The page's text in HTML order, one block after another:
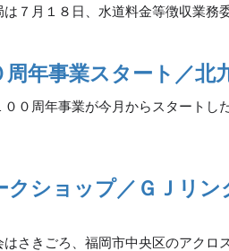
７月１８日、水道料金等徴収業
周年事業スタート／北
０周年事業が今月からスタート
クショップ／ＧＪリン
さきごろ、福岡市中央区のアク